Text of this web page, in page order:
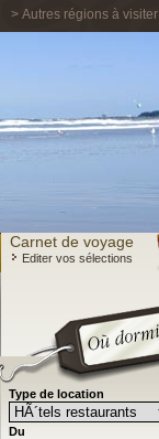
> Autres régions à visiter
Carnet de voyage
Editer vos sélections
Type de location
Du